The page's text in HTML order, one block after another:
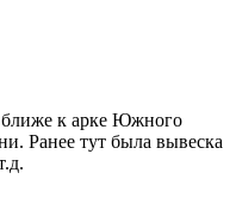
к арке Южного
Ранее тут была вывеска